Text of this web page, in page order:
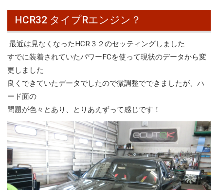
HCR32 タイプRエンジン？
最近は見なくなったHCR３２のセッティングしました
すでに装着されていたパワーFCを使って現状のデータから変
更しました
良くできていたデータでしたので微調整でできましたが、ハ
ード面の
問題が色々とあり、とりあえずって感じです！